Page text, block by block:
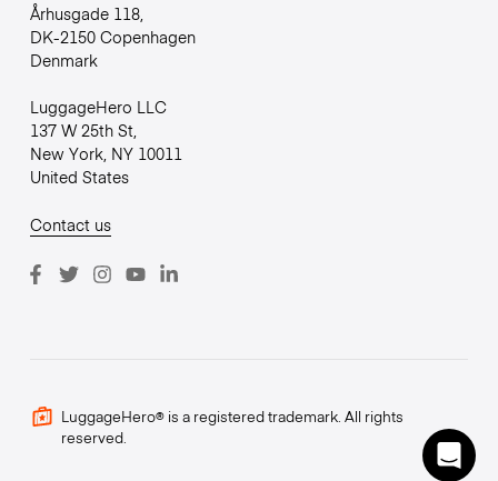
Århusgade 118,
DK-2150 Copenhagen
Denmark
LuggageHero LLC
137 W 25th St,
New York, NY 10011
United States
Contact us
LuggageHero® is a registered trademark. All rights
reserved.